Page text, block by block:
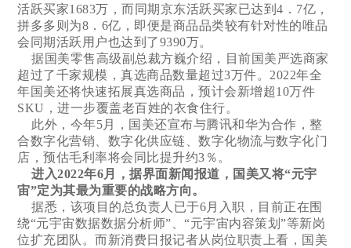
活跃买家1683万，而同期京东活跃买家已达到4．7亿，
拼多多则为8．6亿，即便是商品品类较有针对性的唯品
会同期活跃用户也达到了9390万。
据国美零售高级副总裁方巍介绍，目前国美严选商家
超过了千家规模，真选商品数量超过3万件。2022年全
年国美还将快速拓展真选商品，预计会新增超10万件
SKU，进一步覆盖老百姓的衣食住行。
此外，今年5月，国美还宣布与腾讯和华为合作，整
合数字化营销、数字化供应链、数字化物流与数字化门
店，预估毛利率将会同比提升约3％。
进入2022年6月，据界面新闻报道，国美又将“元宇
宙”定为其最为重要的战略方向。
据悉，该项目的总负责人已于6月入职，目前正在围
绕“元宇宙数据数据分析师”、“元宇宙内容策划”等新岗
位扩充团队。而新消费日报记者从岗位职责上看，国美